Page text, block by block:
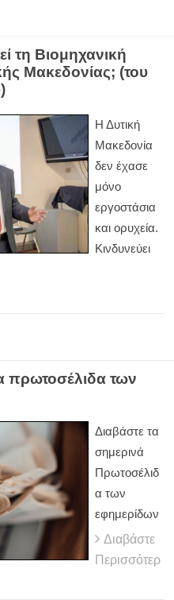
τη Βιομηχανική
Μακεδονίας; (του
Η Δυτική
Μακεδονία
δεν έχασε
μόνο
εργοστάσια
και ορυχεία.
Κινδυνεύει
πρωτοσέλιδα των
Διαβάστε τα
σημερινά
Πρωτοσέλιδ
α των
εφημερίδων
Διαβάστε
Περισσότερ